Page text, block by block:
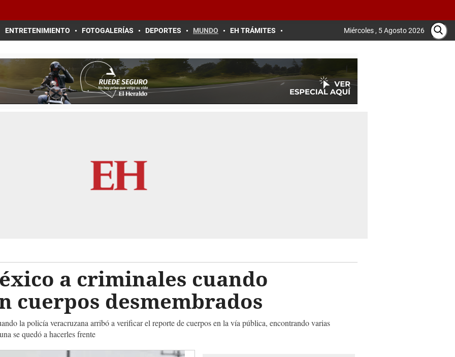
ENTRETENIMIENTO FOTOGALERÍAS DEPORTES MUNDO EH TRÁMITES Miércoles , 5 Agosto 2026
a criminales cuando
cuerpos desmembrados
la policía veracruzana arribó a verificar el reporte de cuerpos en la vía pública, encontrando varias
se quedó a hacerles frente